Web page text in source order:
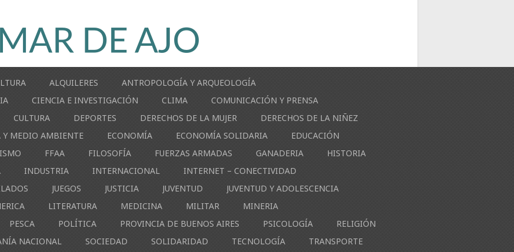
ALQUILERES
ANTROPOLOGÍA Y ARQUEOLOGÍA
CIENCIA E INVESTIGACIÓN CLIMA
COMUNICACIÓN Y PRENSA
CULTURA DEPORTES DERECHOS DE LA MUJER
DERECHOS DE LA NIÑEZ
Y MEDIO AMBIENTE ECONOMÍA ECONOMÍA SOLIDARIA
EDUCACIÓN
FFAA FILOSOFÍA FUERZAS ARMADAS GANADERIA
HISTORIA
INDUSTRIA INTERNACIONAL
INTERNET – CONECTIVIDAD
JUEGOS JUSTICIA JUVENTUD
JUVENTUD Y ADOLESCENCIA
LITERATURA MEDICINA MILITAR
MINERIA
PESCA POLÍTICA PROVINCIA DE BUENOS AIRES PSICOLOGÍA
RELIGIÓN
NACIONAL SOCIEDAD SOLIDARIDAD TECNOLOGÍA
TRANSPORTE